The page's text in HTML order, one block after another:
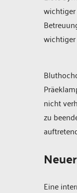
nicht
zu
Eine